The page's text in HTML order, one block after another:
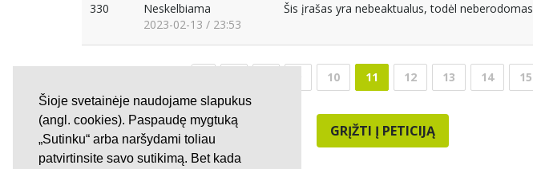
Šioje svetainėje naudojame slapukus
(angl. cookies). Paspaudę mygtuką
„Sutinku“ arba naršydami toliau
patvirtinsite savo sutikimą. Bet kada
330
Neskelbiama
2023-02-13 / 23:53
Šis įrašas yra nebeaktualus, todėl neberodomas
10 11 12 13 14 15
GRĮŽTI Į PETICIJĄ